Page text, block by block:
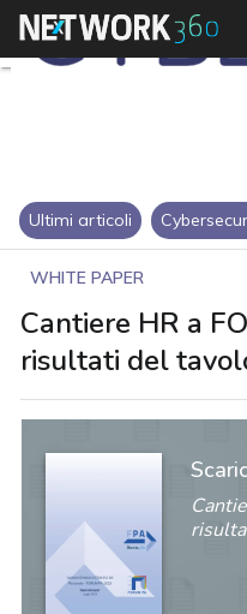
Ultimi articoli
WHITE PAPER
Cantiere HR a
risultati del